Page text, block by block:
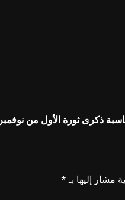
ذكرى ثورة الأول من نوفمبر
مشار إليها بـ*